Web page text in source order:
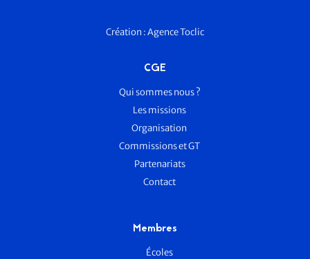
Création :Agence Toclic
CGE
Qui sommes nous ?
Les missions
Organisation
Commissions et GT
Partenariats
Contact
Membres
Écoles